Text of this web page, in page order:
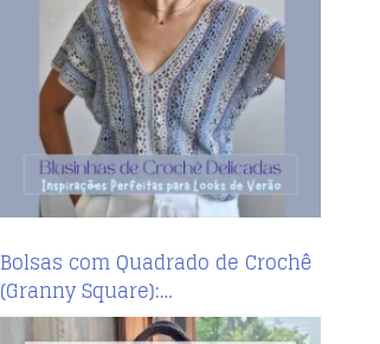
Bolsas com Quadrado de Crochê
(Granny Square):…